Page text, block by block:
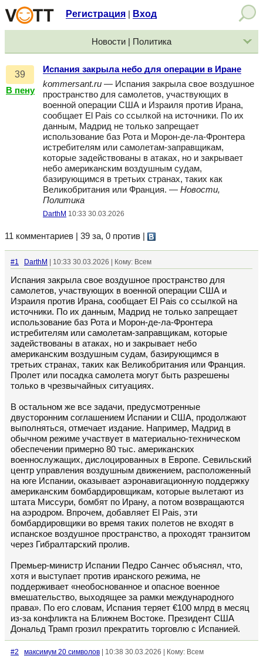
Регистрация Вход
Новости | Политика
39
В пену
Испания закрыла небо для операции в Иране
kommersant.ru — Испания закрыла свое воздушное
пространство для самолетов, участвующих в
военной операции США и Израиля против Ирана,
сообщает El Pais со ссылкой на источники. По их
данным, Мадрид не только запрещает
использование баз Рота и Морон-де-ла-Фронтера
истребителям или самолетам-заправщикам,
которые задействованы в атаках, но и закрывает
небо американским воздушным судам,
базирующимся в третьих странах, таких как
Великобритания или Франция. — Новости,
Политика
DarthM 10:33 30.03.2026
11 комментариев | 39 за, 0 против
#1 DarthM | 10:33 30.03.2026 | Кому: Всем
Испания закрыла свое воздушное пространство для
самолетов, участвующих в военной операции США и
Израиля против Ирана, сообщает El Pais со ссылкой на
источники. По их данным, Мадрид не только запрещает
использование баз Рота и Морон-де-ла-Фронтера
истребителям или самолетам-заправщикам, которые
задействованы в атаках, но и закрывает небо
американским воздушным судам, базирующимся в
третьих странах, таких как Великобритания или Франция.
Пролет или посадка самолета могут быть разрешены
только в чрезвычайных ситуациях.
В остальном же все задачи, предусмотренные
двусторонним соглашением Испании и США, продолжают
выполняться, отмечает издание. Например, Мадрид в
обычном режиме участвует в материально-техническом
обеспечении примерно 80 тыс. американских
военнослужащих, дислоцированных в Европе. Севильский
центр управления воздушным движением, расположенный
на юге Испании, оказывает аэронавигационную поддержку
американским бомбардировщикам, которые вылетают из
штата Миссури, бомбят по Ирану, а потом возвращаются
на аэродром. Впрочем, добавляет El Pais, эти
бомбардировщики во время таких полетов не входят в
испанское воздушное пространство, а проходят транзитом
через Гибралтарский пролив.
Премьер-министр Испании Педро Санчес объяснял, что,
хотя и выступает против иранского режима, не
поддерживает «необоснованное и опасное военное
вмешательство, выходящее за рамки международного
права». По его словам, Испания теряет €100 млрд в месяц
из-за конфликта на Ближнем Востоке. Президент США
Дональд Трамп грозил прекратить торговлю с Испанией.
#2 максимум 20 символов | 10:38 30.03.2026 | Кому: Всем